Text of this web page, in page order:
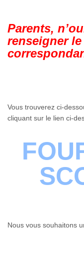
Parents,
renseigner
Vous trouverez ci-
cliquant sur le lien ci-
Nous vous souhaitons